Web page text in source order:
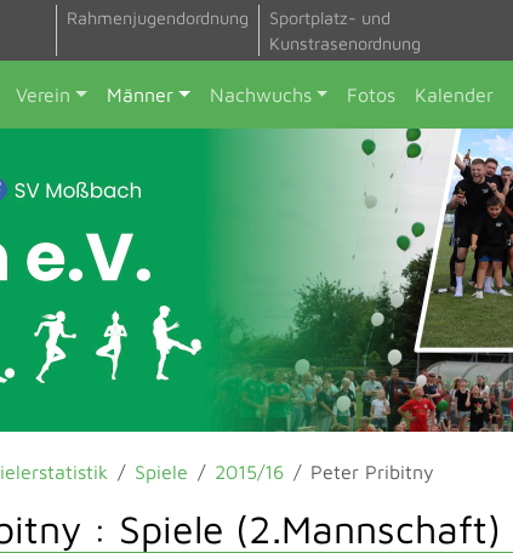
Rahmenjugendordnung
Sportplatz- und
Kunstrasenordnung
Verein Männer Nachwuchs Fotos Kalender
Spiele 2015/16 Peter Pribitny
: Spiele (2.Mannschaft)